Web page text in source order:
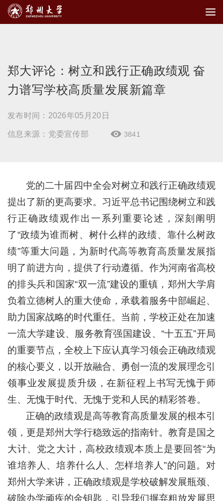
郑大评论：树立和践行正确政绩观 奋
力谱写学校高质量发展新篇章
发布时间：2026年05月20日
信息来源：党委宣传部  3841
党的二十届四中全会对树立和践行正确政绩观
提出了新的更高要求。习近平总书记围绕树立和践
行正确政绩观作出一系列重要论述，深刻阐明
了“政绩为谁而树、树什么样的政绩、靠什么树政
绩”等重大问题，为新时代高等教育高质量发展指
明了前进方向，提供了行动遵循。作为河南省高校
的排头兵和国家“双一流”建设的重镇，郑州大学肩
负着立德树人的重大使命，承载着服务中部崛起、
助力国家战略的时代重任。当前，学校正处在加速
一流大学建设、服务教育强国建设、“十五五”开局
的重要节点，全校上下应认真学习领会正确政绩观
的核心要义，以开放融合、勇创一流的发展理念引
领事业发展提质升级，在新征程上书写无愧于师
生、无愧于时代、无愧于党和人民的精彩答卷。
正确的政绩观是高等教育高质量发展的根本引
领，更是郑州大学行稳致远的指南针。教育是国之
大计、党之大计，高校政绩观本质上是要回答“为
谁培养人、培养什么人、怎样培养人”的问题。对
郑州大学来讲，正确政绩观是学校破解发展瓶颈、
破除办学顽疾的金钥匙，引导我们摒弃粗放发展思